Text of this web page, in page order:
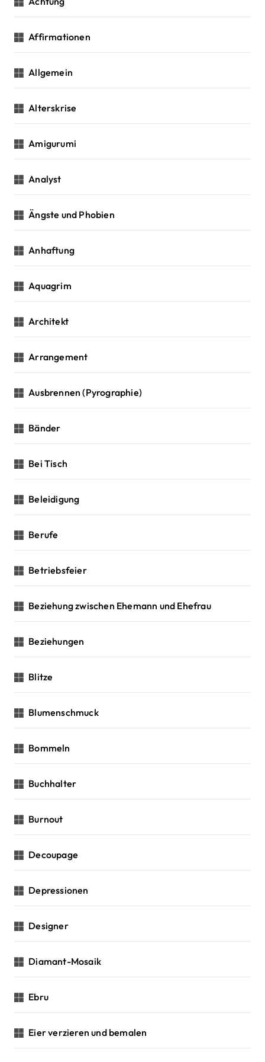
t
i
n
Affirmationen
Allgemein
Alterskrise
Amigurumi
Analyst
Ängste und Phobien
Anhaftung
Aquagrim
Architekt
Arrangement
Ausbrennen (Pyrographie)
Bänder
Bei Tisch
Beleidigung
Berufe
Betriebsfeier
Beziehung zwischen Ehemann und Ehefrau
Beziehungen
Blitze
Blumenschmuck
Bommeln
Buchhalter
Burnout
Decoupage
Depressionen
Designer
Diamant-Mosaik
Ebru
Eier verzieren und bemalen